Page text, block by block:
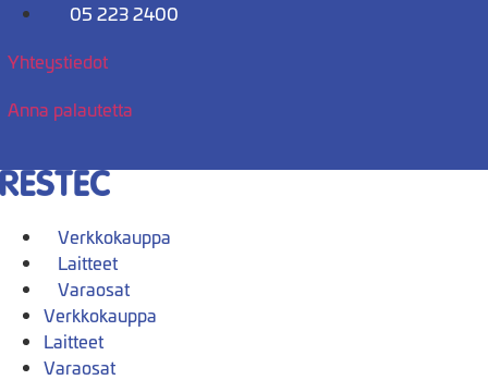
Mene
05 223 2400
Yhteystiedot
Anna palautetta
Verkkokauppa
Laitteet
Varaosat
Verkkokauppa
Laitteet
Varaosat